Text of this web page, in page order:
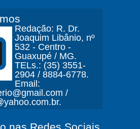
Redação: R. Dr.
Joaquim Libânio, nº
532 - Centro -
Guaxupé / MG.
TELs.: (35) 3551-
2904 / 8884-6778.
Email:
/